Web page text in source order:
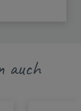
auch